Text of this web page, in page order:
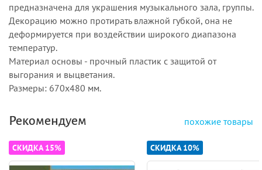
предназначена для украшения музыкального зала, группы.
Декорацию можно протирать влажной губкой, она не
деформируется при воздействии широкого диапазона
температур.
Материал основы - прочный пластик с защитой от
выгорания и выцветания.
Размеры: 670х480 мм.
Рекомендуем похожие товары
СКИДКА 15% СКИДКА 10%